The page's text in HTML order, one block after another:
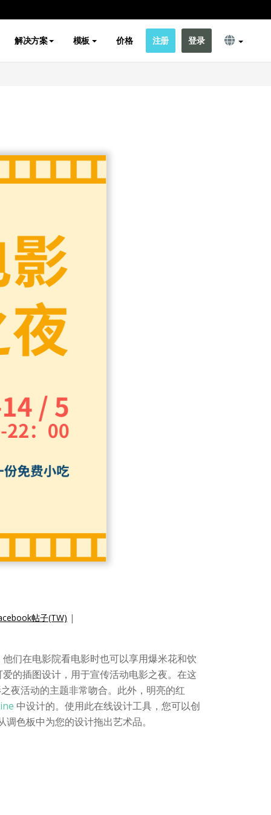
解决方案 模板 价格 注册 登录
帖子(TW) |
们在电影院看电影时也可以享用爆米花和饮
的插图设计，用于宣传活动电影之夜。在这
夜活动的主题非常吻合。此外，明亮的红
中设计的。使用此在线设计工具，您可以创
色板中为您的设计拖出艺术品。